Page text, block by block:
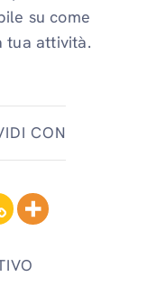
su come
tua attività.
CON